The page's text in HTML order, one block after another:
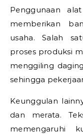
Penggunaan
memberikan
usaha. Salah
proses produksi
menggiling
sehingga
Keunggulan
dan merata.
memengaruhi